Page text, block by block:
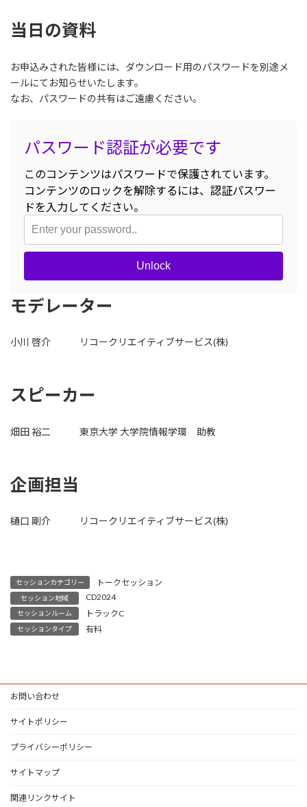
当日の資料
お申込みされた皆様には、ダウンロード用のパスワードを別途メ
ールにてお知らせいたします。
なお、パスワードの共有はご遠慮ください。
パスワード認証が必要です
このコンテンツはパスワードで保護されています。
コンテンツのロックを解除するには、認証パスワー
ドを入力してください。
Unlock
モデレーター
小川 啓介 リコークリエイティブサービス(株)
スピーカー
畑田 裕二 東京大学 大学院情報学環 助教
企画担当
樋口 剛介 リコークリエイティブサービス(株)
セッションカテゴリー トークセッション
セッション地域 CD2024
セッションルーム トラックC
セッションタイプ 有料
お問い合わせ
サイトポリシー
プライバシーポリシー
サイトマップ
関連リンクサイト